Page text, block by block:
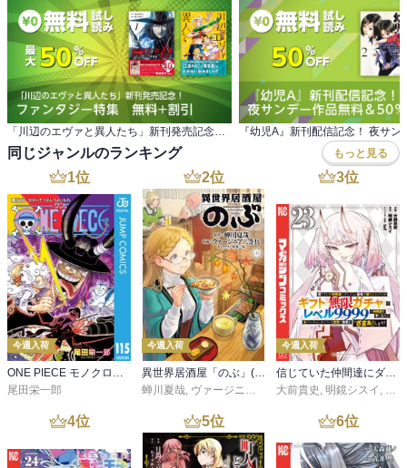
「川辺のエヴァと異人たち」新刊発売記念！ ファンタジー特集 無料+割引
同じジャンルのランキング もっと見る
1位
今週入荷
ONE PIECE モノクロ版 115
尾田栄一郎
2位
今週入荷
異世界居酒屋「のぶ」(22)
蝉川夏哉, ヴァージニア二等兵 ,転
3位
今週入荷
信じていた仲間達にダンジョン奥地で殺されかけたがギフト『無限ガチャ』でレベル９９９９の仲間達を手に入れて元パーティーメンバーと世界に復讐＆『ざまぁ！』します！（２３）
大前貴史 , 明鏡シスイ , ｔ
4位 5位 6位